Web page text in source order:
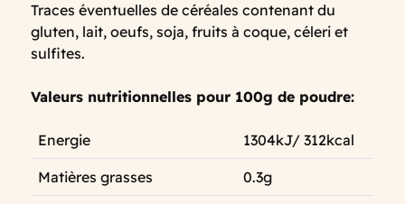
Traces éventuelles de céréales contenant du
gluten, lait, oeufs, soja, fruits à coque, céleri et
sulfites.
Valeurs nutritionnelles pour 100g de poudre:
Energie 1304kJ/ 312kcal
Matières grasses 0.3g